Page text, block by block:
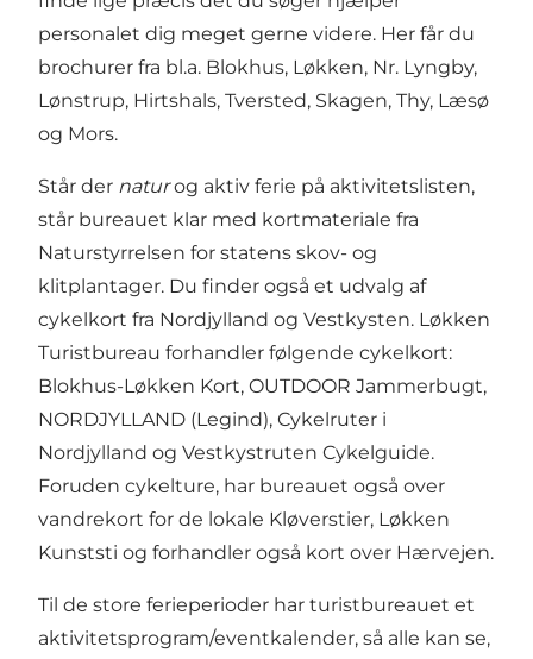
personalet dig meget gerne videre. Her får du
brochurer fra bl.a. Blokhus, Løkken, Nr. Lyngby,
Lønstrup, Hirtshals, Tversted, Skagen, Thy, Læsø
og Mors.
Står der naturog aktiv ferie på aktivitetslisten,
står bureauet klar med kortmateriale fra
Naturstyrrelsen for statens skov- og
klitplantager. Du finder også et udvalg af
cykelkort fra Nordjylland og Vestkysten. Løkken
Turistbureau forhandler følgende cykelkort:
Blokhus-Løkken Kort, OUTDOOR Jammerbugt,
NORDJYLLAND (Legind), Cykelruter i
Nordjylland og Vestkystruten Cykelguide.
Foruden cykelture, har bureauet også over
vandrekort for de lokale Kløverstier, Løkken
Kunststi og forhandler også kort over Hærvejen.
Til de store ferieperioder har turistbureauet et
aktivitetsprogram/eventkalender, så alle kan se,